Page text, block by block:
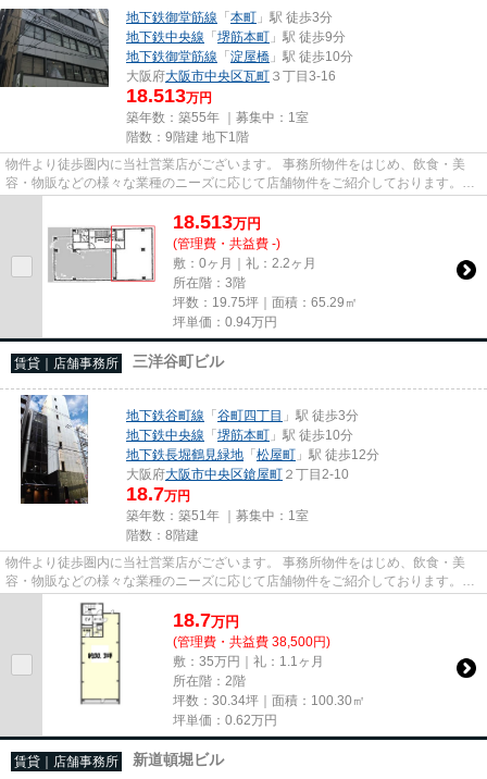
地下鉄御堂筋線 「本町 」駅 徒歩3分
地下鉄中央線 「堺筋本町 」駅 徒歩9分
地下鉄御堂筋線 「淀屋橋 」駅 徒歩10分
大阪府大阪市中央区瓦町 ３丁目3-16
18.513万円
築年数：築55年 ｜募集中： 1室
階数：9階建 地下1階
物件より徒歩圏内に当社営業店がございます。 事務所物件をはじめ、飲食・美
容・物販などの様々な業種のニーズに応じて店舗物件をご紹介しております。
尚、弊社ではおとり広告は一切...
18.513万円
(管理費・共益費 -)
敷：0ヶ月｜礼：2.2ヶ月
所在階：3階
坪数：19.75坪｜面積：65.29㎡
坪単価： 0.94万円
賃貸｜店舗事務所 三洋谷町ビル
地下鉄谷町線 「谷町四丁目 」駅 徒歩3分
地下鉄中央線 「堺筋本町 」駅 徒歩10分
地下鉄長堀鶴見緑地 「松屋町 」駅 徒歩12分
大阪府大阪市中央区鎗屋町 ２丁目2-10
18.7万円
築年数：築51年 ｜募集中： 1室
階数：8階建
物件より徒歩圏内に当社営業店がございます。 事務所物件をはじめ、飲食・美
容・物販などの様々な業種のニーズに応じて店舗物件をご紹介しております。
尚、弊社ではおとり広告は一切...
18.7万円
(管理費・共益費 38,500円)
敷：35万円｜礼：1.1ヶ月
所在階：2階
坪数：30.34坪｜面積：100.30㎡
坪単価： 0.62万円
賃貸｜店舗事務所 新道頓堀ビル